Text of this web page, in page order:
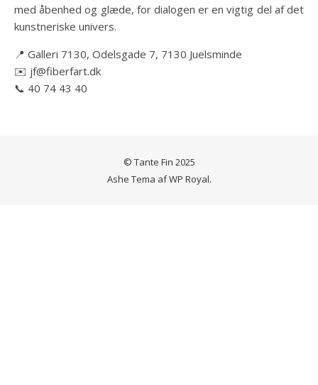
med åbenhed og glæde, for dialogen er en vigtig del af det
kunstneriske univers.
📍 Galleri 7130, Odelsgade 7, 7130 Juelsminde
✉️ jf@fiberfart.dk
📞 40 74 43 40
© Tante Fin 2025
Ashe Tema afWP Royal.